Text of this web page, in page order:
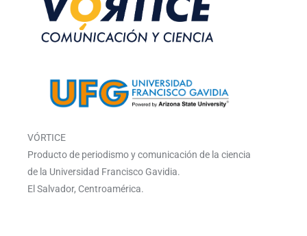
VÓRTICE
Producto de periodismo y comunicación de la ciencia
de la Universidad Francisco Gavidia.
El Salvador, Centroamérica.